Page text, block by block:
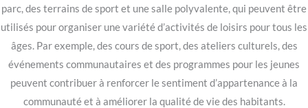
parc, des terrains de sport et une salle polyvalente, qui peuvent être
utilisés pour organiser une variété d’activités de loisirs pour tous les
âges. Par exemple, des cours de sport, des ateliers culturels, des
événements communautaires et des programmes pour les jeunes
peuvent contribuer à renforcer le sentiment d’appartenance à la
communauté et à améliorer la qualité de vie des habitants.